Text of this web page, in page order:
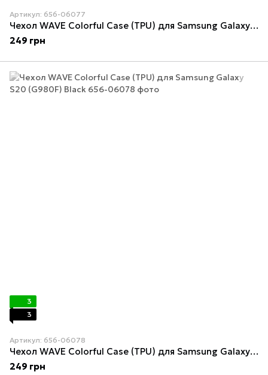
Артикул: 656-06077
Чехол WAVE Colorful Case (TPU) для Samsung Galaxy S20 (G980F) Light purple
249 грн
3
3
Артикул: 656-06078
Чехол WAVE Colorful Case (TPU) для Samsung Galaxy S20 (G980F) Black
249 грн